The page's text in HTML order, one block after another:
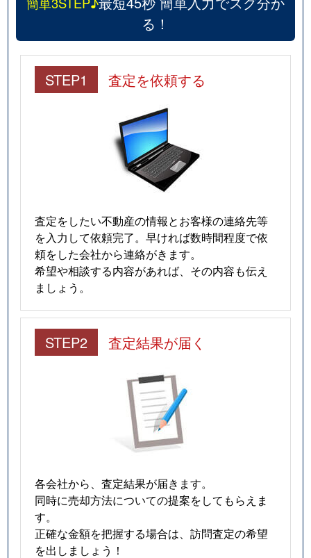
る！
STEP1 査定を依頼する
査定をしたい不動産の情報とお客様の連絡先等
を入力して依頼完了。早ければ数時間程度で依
頼をした会社から連絡がきます。
希望や相談する内容があれば、その内容も伝え
ましょう。
STEP2 査定結果が届く
各会社から、査定結果が届きます。
同時に売却方法についての提案をしてもらえま
す。
正確な金額を把握する場合は、訪問査定の希望
を出しましょう！